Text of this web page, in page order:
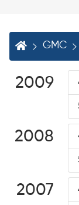
GMC
2009
2008
2007